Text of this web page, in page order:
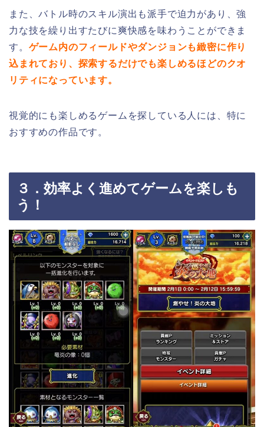
また、バトル時のスキル演出も派手で迫力があり、強
力な技を繰り出すたびに爽快感を味わうことができま
す。 ゲーム内のフィールドやダンジョンも緻密に作り
込まれており、探索するだけでも楽しめるほどのクオ
リティになっています。
視覚的にも楽しめるゲームを探している人には、特に
おすすめの作品です。
３．効率よく進めてゲームを楽しも
う！